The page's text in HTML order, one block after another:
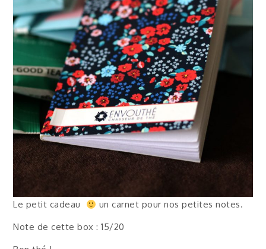
Le petit cadeau
un carnet pour nos petites notes.
Note de cette box : 15/20